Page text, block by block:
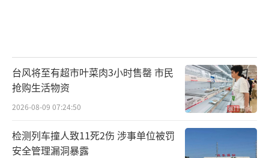
台风将至有超市叶菜肉3小时售罄 市民
抢购生活物资
2026-08-09 07:24:50
检测列车撞人致11死2伤 涉事单位被罚
安全管理漏洞暴露